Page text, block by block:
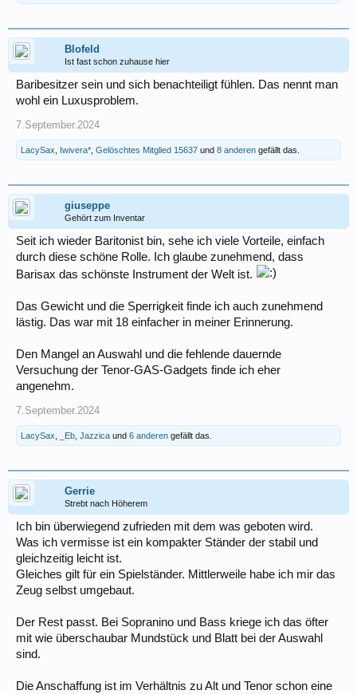
Blofeld
Ist fast schon zuhause hier
Baribesitzer sein und sich benachteiligt fühlen. Das nennt man
wohl ein Luxusproblem.
7.September.2024
LacySax Iwivera* Gelöschtes Mitglied 15637 und 8 anderen gefällt das.
giuseppe
Gehört zum Inventar
Seit ich wieder Baritonist bin, sehe ich viele Vorteile, einfach
durch diese schöne Rolle. Ich glaube zunehmend, dass
Barisax das schönste Instrument der Welt ist.
Das Gewicht und die Sperrigkeit finde ich auch zunehmend
lästig. Das war mit 18 einfacher in meiner Erinnerung.
Den Mangel an Auswahl und die fehlende dauernde
Versuchung der Tenor-GAS-Gadgets finde ich eher
angenehm.
7.September.2024
LacySax _Eb Jazzica und 6 anderen gefällt das.
Gerrie
Strebt nach Höherem
Ich bin überwiegend zufrieden mit dem was geboten wird.
Was ich vermisse ist ein kompakter Ständer der stabil und
gleichzeitig leicht ist.
Gleiches gilt für ein Spielständer. Mittlerweile habe ich mir das
Zeug selbst umgebaut.
Der Rest passt. Bei Sopranino und Bass kriege ich das öfter
mit wie überschaubar Mundstück und Blatt bei der Auswahl
sind.
Die Anschaffung ist im Verhältnis zu Alt und Tenor schon eine